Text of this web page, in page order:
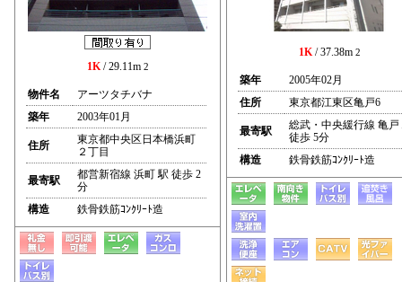
1K/ 29.11m 2
物件名
アーツタチバナ
築年
2003年01月
住所
東京都中央区日本橋浜町
２丁目
最寄駅
都営新宿線 浜町 駅 徒歩 2
分
構造
鉄骨鉄筋ｺﾝｸﾘｰﾄ造
1K/ 37.38m 2
築年
2005年02月
住所
東京都江東区亀戸6
最寄駅
総武・中央緩行線 亀戸
徒歩 5分
構造
鉄骨鉄筋ｺﾝｸﾘｰﾄ造